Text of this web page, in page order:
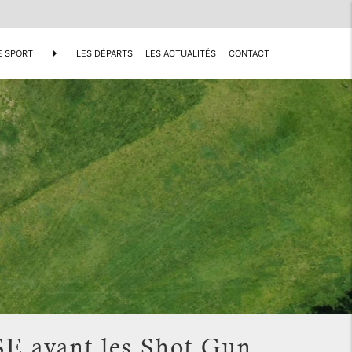
SPORT arrow_right LES DÉPARTS LES ACTUALITÉS CONTACT